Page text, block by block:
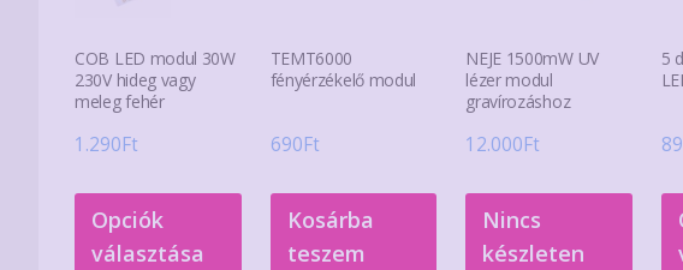
COB LED modul 30W
230V hideg vagy
meleg fehér
1.290Ft
Opciók
választása
Ennek
terméknek
TEMT6000
fényérzékelő modul
690Ft
Kosárba
teszem
NEJE 1500mW UV
lézer modul
gravírozáshoz
12.000Ft
Nincs
készleten
5
89